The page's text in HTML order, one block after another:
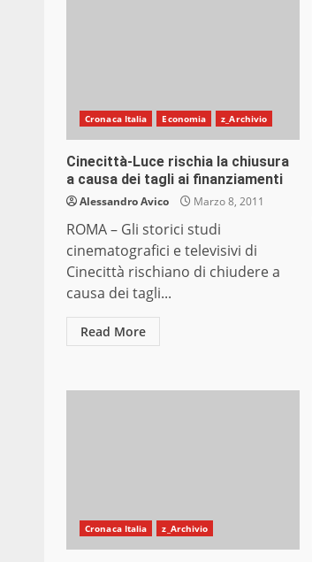
Cronaca Italia Economia z_Archivio
Cinecittà-Luce rischia la chiusura
a causa dei tagli ai finanziamenti
Alessandro Avico Marzo 8, 2011
ROMA – Gli storici studi
cinematografici e televisivi di
Cinecittà rischiano di chiudere a
causa dei tagli...
Read More
Cronaca Italia z_Archivio